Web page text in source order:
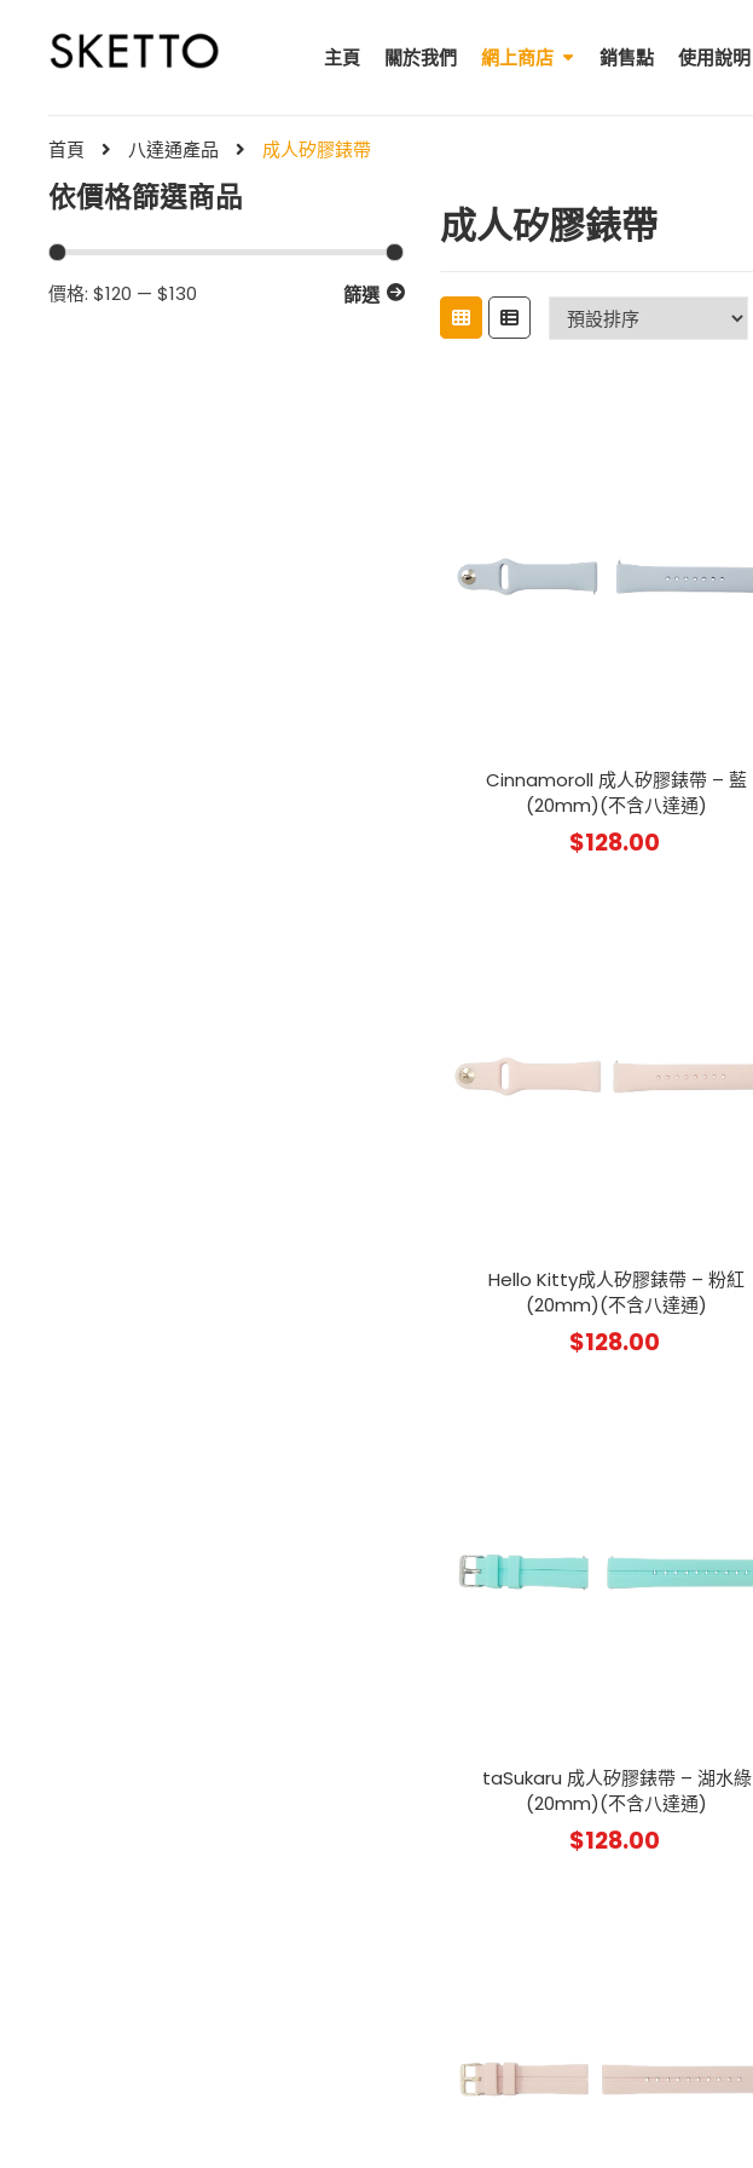
主頁 關於我們 網上商店 銷售點 使用說明
首頁 八達通產品 成人矽膠錶帶
依價格篩選商品
最
最
篩選
價格: $120 — $130
成人矽膠錶帶
Cinnamoroll 成人矽膠錶帶 – 藍
(20mm)(不含八達通)
$128.00
Hello Kitty成人矽膠錶帶 – 粉紅
(20mm)(不含八達通)
$128.00
taSukaru 成人矽膠錶帶 – 湖水綠
(20mm)(不含八達通)
$128.00